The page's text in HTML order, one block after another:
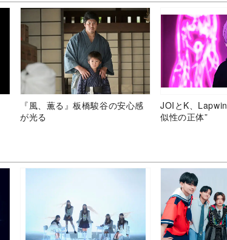
『風、薫る』板橋駿谷の安心感
が光る
JOIとK、
似性の正体”